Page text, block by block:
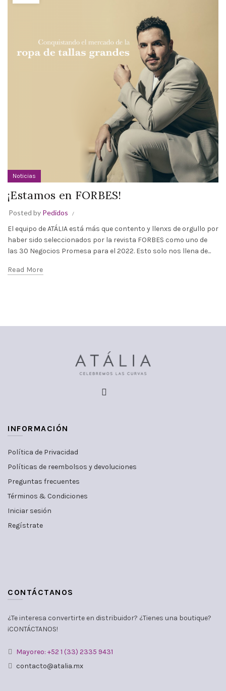
Noticias
¡Estamos en FORBES!
Posted by Pedidos
El equipo de ATÁLIA está más que contento y llenxs de orgullo por
haber sido seleccionados por la revista FORBES como uno de
las 30 Negocios Promesa para el 2022. Esto solo nos llena de...
Read More
INFORMACIÓN
Política de Privacidad
Políticas de reembolsos y devoluciones
Preguntas frecuentes
Términos & Condiciones
Iniciar sesión
Regístrate
CONTÁCTANOS
¿Te interesa convertirte en distribuidor? ¿Tienes una boutique?
¡CONTÁCTANOS!
Mayoreo: +52 1 (33) 2335 9431
contacto@atalia.mx